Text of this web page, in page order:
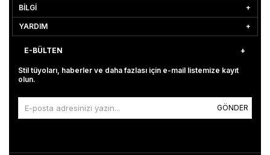
BİLGİ
YARDIM
E-BÜLTEN
Stil tüyoları, haberler ve daha fazlası için e-mail listemize kayıt
olun.
GÖNDER